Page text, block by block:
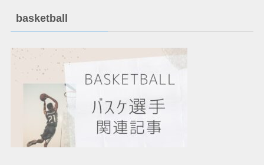
basketball